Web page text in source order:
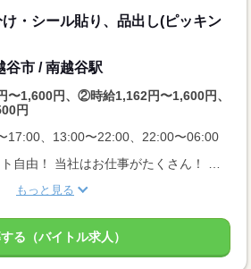
・シール貼り、品出し(ピッキン
谷市 / 南越谷駅
1,600円、②時給1,162円〜1,600円、
円
、13:00〜22:00、22:00〜06:00
もっと見る
る（バイトル求人）